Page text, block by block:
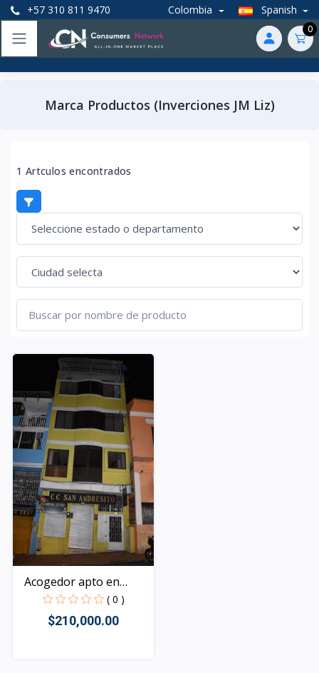
+57 310 811 9470 Colombia Spanish
0
Marca Productos (Inverciones JM Liz)
1 Artculos encontrados
Acogedor apto en
centro...
( 0 )
$210,000.00